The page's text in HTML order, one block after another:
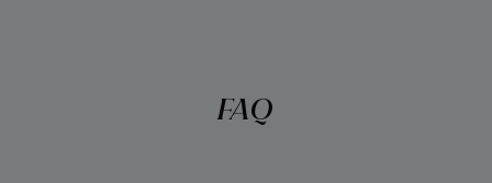
FAQ